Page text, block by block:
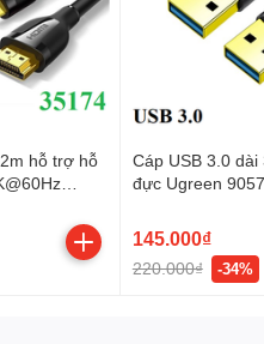
hỗ trợ hỗ
Cáp USB 3.0 dài
đực Ugreen
145.000₫
220.000₫ -34%